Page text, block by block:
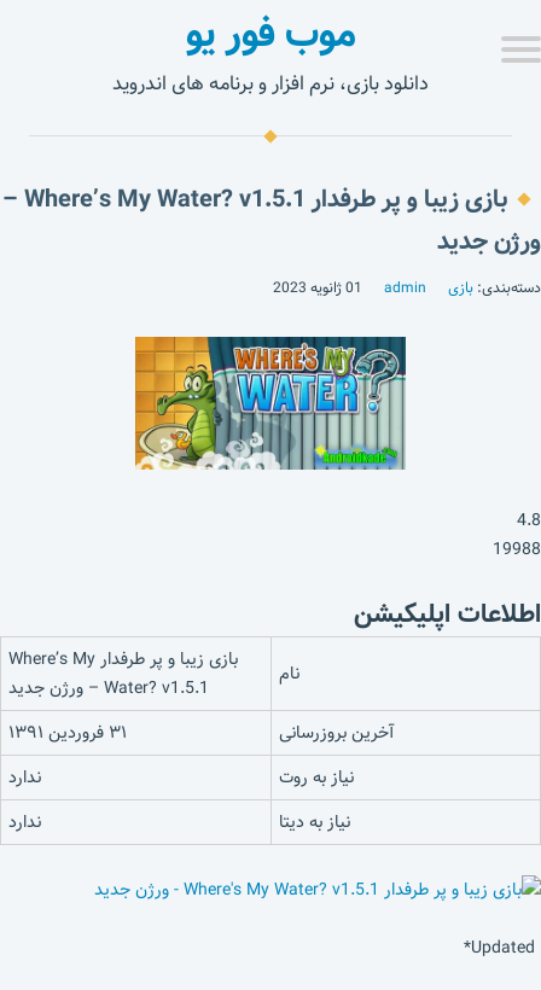
موب فور یو
دانلود بازی، نرم افزار و برنامه های اندروید
بازی زیبا و پر طرفدار Where’s My Water? v1.5.1 –
ورژن جدید
دسته‌بندی: بازی admin 01 ژانویه 2023
4.8
19988
اطلاعات اپلیکیشن
نام
بازی زیبا و پر طرفدار Where’s My
Water? v1.5.1 – ورژن جدید
آخرین بروزرسانی
۳۱ فروردین ۱۳۹۱
نیاز به روت
ندارد
نیاز به دیتا
ندارد